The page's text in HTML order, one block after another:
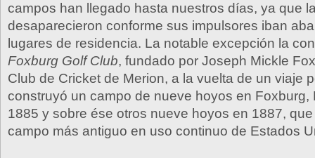
campos han llegado hasta nuestros días, ya que
desaparecieron conforme sus impulsores iban
lugares de residencia. La notable excepción la
Foxburg Golf Club, fundado por Joseph Mickle
Club de Cricket de Merion, a la vuelta de un viaje
construyó un campo de nueve hoyos en Foxburg,
1885 y sobre ése otros nueve hoyos en 1887,
campo más antiguo en uso continuo de Estados